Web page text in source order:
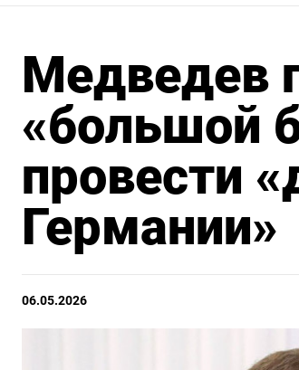
Медведев
«большой
провести
Германии»
06.05.2026